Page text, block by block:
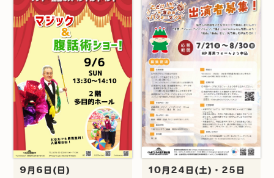
9月6日(日)
10月24日(土)・25日